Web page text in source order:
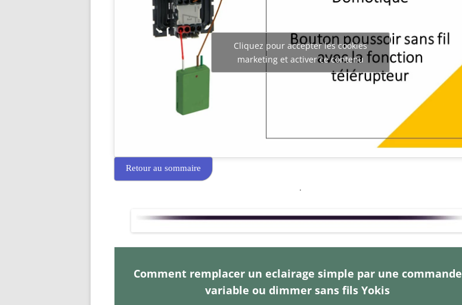
Cliquez pour accepter les cookies
marketing et activer ce contenu
Retour au sommaire
.
Comment remplacer un eclairage simple par une commande
variable ou dimmer sans fils Yokis